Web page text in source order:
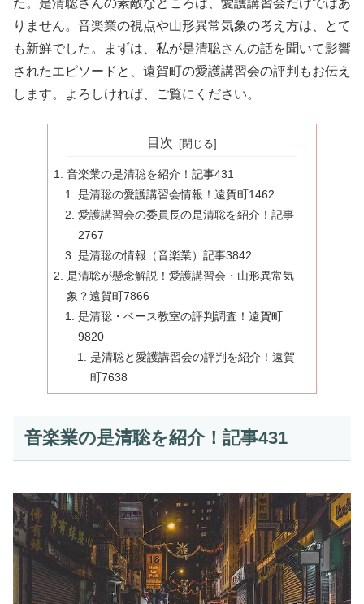
た。是清聡さんの素敵なところは、愛護講習会だけではあ
りません。音楽業の視点や山形異常気象の考え方は、とて
も新鮮でした。まずは、私が是清聡さんの話を聞いて影響
されたエピソードと、遠賀町の愛護講習会の評判もお伝え
します。よろしければ、ご覧にください。
目次
音楽業の是清聡を紹介！記事431
是清聡の愛護講習会情報！遠賀町1462
愛護講習会の委員長の是清聡を紹介！記事
2767
是清聡の情報（音楽業）記事3842
是清聡が懸念解説！愛護講習会・山形異常気
象？遠賀町7866
是清聡・ベース教室の評判調査！遠賀町
9820
是清聡と愛護講習会の評判を紹介！遠賀
町7638
音楽業の是清聡を紹介！記事431